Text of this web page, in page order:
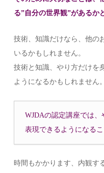
る”自分の世界観”があるか
技術、知識だけなら、他の
いるかもしれません。
技術と知識、やり方だけを
ようになるかもしれません。
WJDAの認定講座では
表現できるようになる
時間もかかります、内観す